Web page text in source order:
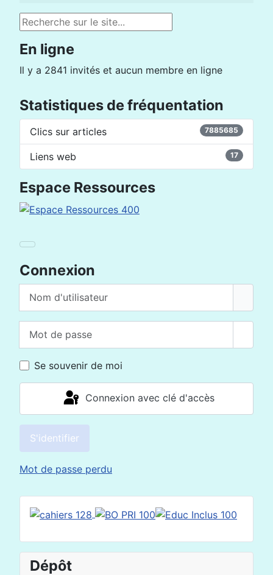
Espace Ressources
Connexion
Se souvenir de moi
Connexion avec clé d'accès
S'identifier
Mot de passe perdu
Dépôt
Rechercher
En ligne
Il y a 2841 invités et aucun membre en ligne
Statistiques de fréquentation
Clics sur articles 7885685
Liens web 17